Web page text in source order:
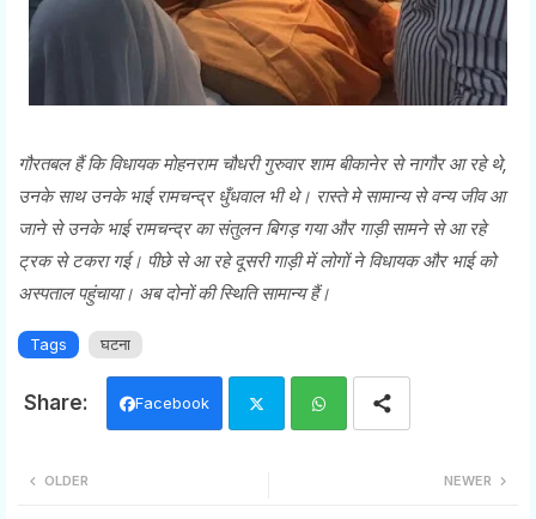
गौरतबल हैं कि विधायक मोहनराम चौधरी गुरुवार शाम बीकानेर से नागौर आ रहे थे,
उनके साथ उनके भाई रामचन्द्र धुँधवाल भी थे। रास्ते मे सामान्य से वन्य जीव आ
जाने से उनके भाई रामचन्द्र का संतुलन बिगड़ गया और गाड़ी सामने से आ रहे
ट्रक से टकरा गई। पीछे से आ रहे दूसरी गाड़ी में लोगों ने विधायक और भाई को
अस्पताल पहुंचाया। अब दोनों की स्थिति सामान्य हैं।
Tags घटना
Facebook
NEWER
OLDER